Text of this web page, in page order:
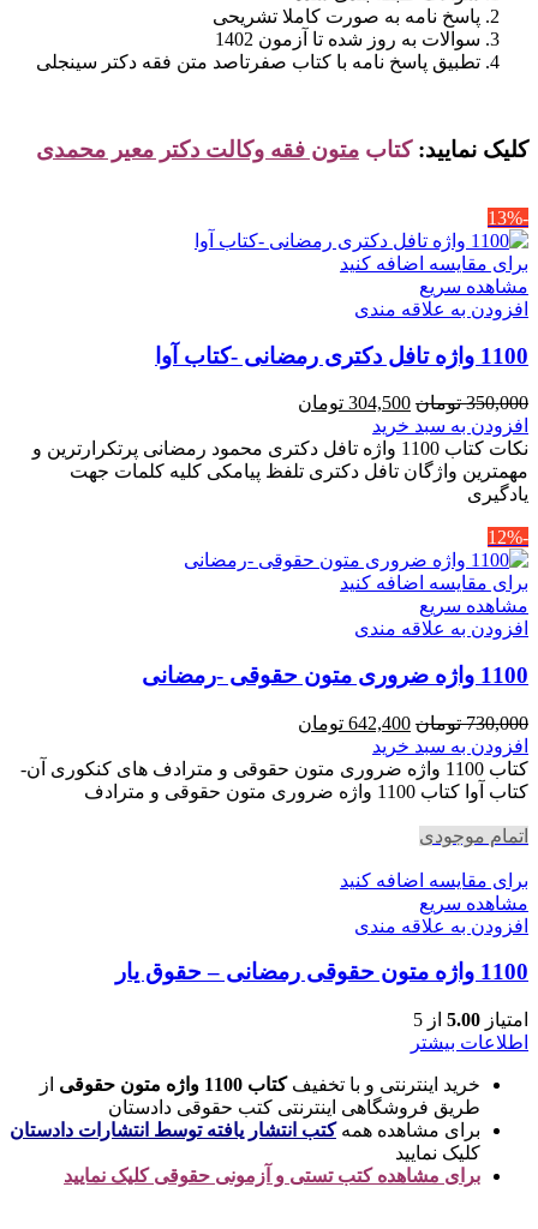
پاسخ نامه به صورت کاملا تشریحی
سوالات به روز شده تا آزمون 1402
تطبیق پاسخ نامه با کتاب صفرتاصد متن فقه دکتر سینجلی
کلیک نمایید: کتاب متون فقه وکالت دکتر معیر محمدی
-13%
برای مقایسه اضافه کنید
مشاهده سریع
افزودن به علاقه مندی
1100 واژه تافل دکتری رمضانی -کتاب آوا
350,000 تومان قیمت
اصلی
350,000 تومان
بود.
304,500 تومان
304,500 تومان
است.
افزودن به سبد خرید
نکات کتاب 1100 واژه تافل دکتری محمود رمضانی پرتکرارترین و
مهمترین واژگان تافل دکتری تلفظ پیامکی کلیه کلمات جهت
یادگیری
-12%
برای مقایسه اضافه کنید
مشاهده سریع
افزودن به علاقه مندی
1100 واژه ضروری متون حقوقی -رمضانی
730,000 تومان قیمت
اصلی
730,000 تومان
بود.
642,400 تومان
642,400 تومان
است.
افزودن به سبد خرید
کتاب 1100 واژه ضروری متون حقوقی و مترادف های کنکوری آن-
کتاب آوا کتاب 1100 واژه ضروری متون حقوقی و مترادف
اتمام موجودی
برای مقایسه اضافه کنید
مشاهده سریع
افزودن به علاقه مندی
1100 واژه متون حقوقی رمضانی – حقوق یار
امتیاز 5.00 از 5
اطلاعات بیشتر
خرید اینترنتی و با تخفیفکتاب 1100 واژه متون حقوقی
از
طریق فروشگاهی اینترنتی کتب حقوقی دادستان
برای مشاهده همهکتب انتشار یافته توسط انتشارات دادستان
کلیک نمایید
برای مشاهده کتب تستی و آزمونی حقوقی کلیک نمایید